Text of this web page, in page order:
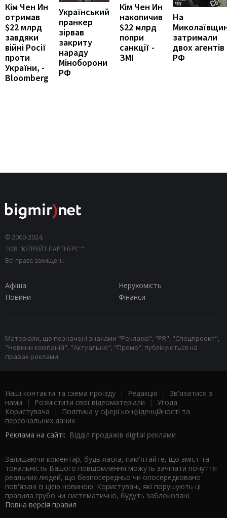
Кім Чен Ин
отримав
$22 млрд
завдяки
війні Росії
проти
України, -
Bloomberg
Український
пранкер
зірвав
закриту
нараду
Міноборони
РФ
Кім Чен Ин
накопичив
$22 млрд
попри
санкції -
ЗМІ
На
затримали
двох агентів
РФ
© 2000-2024,
ТОВ "КЕПРЕЙТ ПАРТНЕРС"".
Всі права захищені.
Афіша
Нерухомість
Новини
Фінанси
Матеріали, що позначені знаками "Реклама", "PR", "Спецпроект",
"Новини компаній", "Актуально", "Промо", публікуються на
правах реклами.
Наші контакти та схема проїзду | Редакція | Зв'язатися з
нами | Розмістити свої відеоматеріали | Угода
Користувача |
Політика у сфері конфіденційності та
персональних даних
Реклама на сайті: Відділ продажів digital реклами
Залишаючи коментар, будь ласка, пам'ятайте, що зміст та
тональність Вашого повідомлення можуть зачіпати почуття
реальних людей, що безпосередньо чи опосередковано
пов'язані із цією новиною. Користувачі, які порушують ці
правила грубо чи систематично, будуть заблоковані.
Повна версія правил